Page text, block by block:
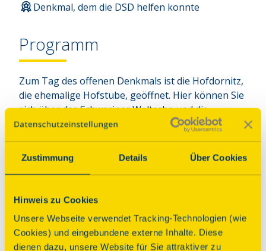
Zustimmung Details Über Cookies
Hinweis zu Cookies
Unsere Webseite verwendet Tracking-Technologien (wie
Cookies) und eingebundene externe Inhalte. Diese
dienen dazu, unsere Website für Sie attraktiver zu
Denkmal, dem die DSD helfen konnte
Programm
Zum Tag des offenen Denkmals ist die Hofdornitz,
die ehemalige Hofstube, geöffnet. Hier können Sie
sich über das Schweriner Welterbe und die
Geschichte des Schweriner Schlosses informieren.
Vor Ort können Sie sich für kostenfreie Führungen
zur Nordbastion oder in den Medaillon- und
Weinlaubsaal anmelden (Teilnehmerzahl begrenzt,
besonderes Highlight wird die beliebte Öffnung
Denkmal aus dem 19. Jahrhundert, das nach wie
vor mit Muskelkraft in Bewegung gesetzt wird.